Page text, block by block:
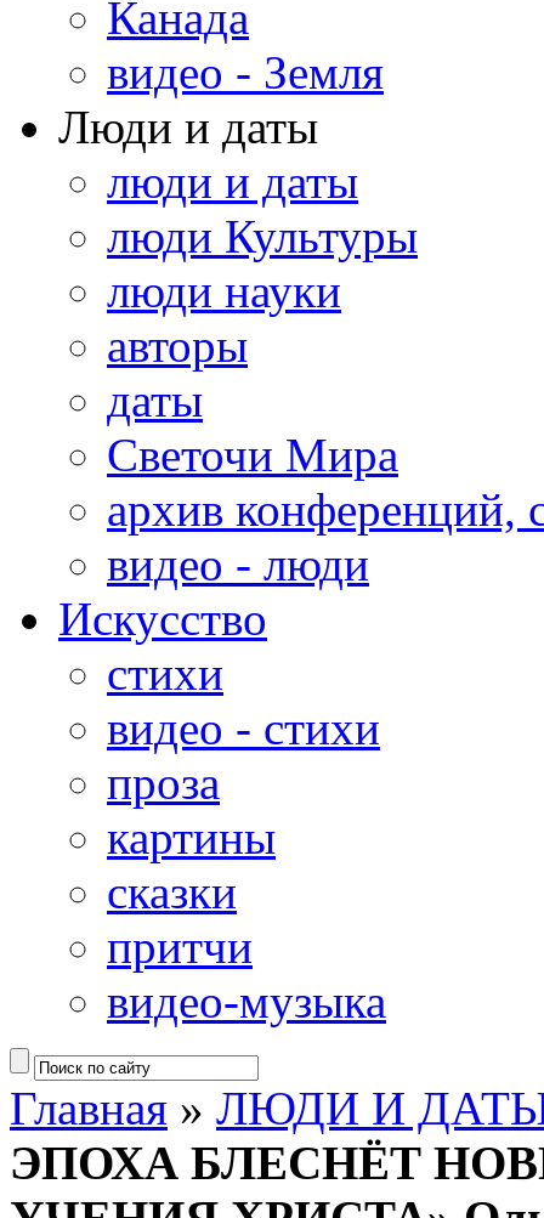
Канада
видео - Земля
Люди и даты
люди и даты
люди Культуры
люди науки
авторы
даты
Светочи Мира
архив конференций,
видео - люди
Искусство
стихи
видео - стихи
проза
картины
сказки
притчи
видео-музыка
Главная » ЛЮДИ И
ЭПОХА БЛЕСНЁТ